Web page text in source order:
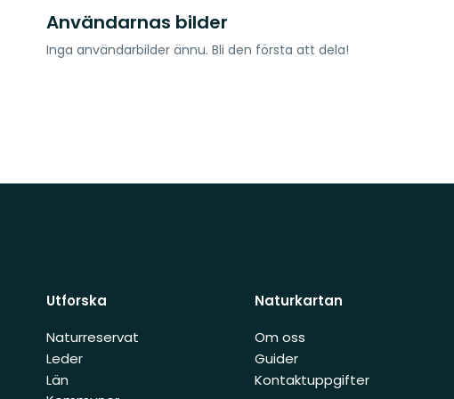
Användarnas bilder
Inga användarbilder ännu. Bli den första att dela!
Utforska
Naturreservat
Leder
Län
Naturkartan
Om oss
Guider
Kontaktuppgifter